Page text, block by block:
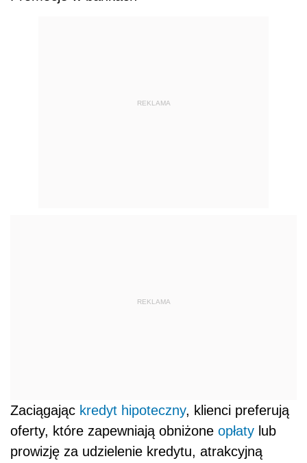
REKLAMA
REKLAMA
Zaciągając kredyt hipoteczny, klienci preferują
oferty, które zapewniają obniżone opłaty lub
prowizję za udzielenie kredytu, atrakcyjną